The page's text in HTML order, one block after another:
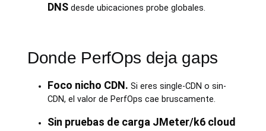
DNSdesde ubicaciones probe globales.
Donde PerfOps deja gaps
Foco nicho CDN. Si eres single-CDN o sin-
CDN, el valor de PerfOps cae bruscamente.
Sin pruebas de carga JMeter/k6 cloud